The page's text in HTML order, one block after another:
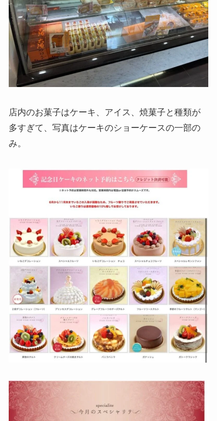
店内のお菓子はケーキ、アイス、焼菓子と種類が
多すぎて、写真はケーキのショーケースの一部の
み。